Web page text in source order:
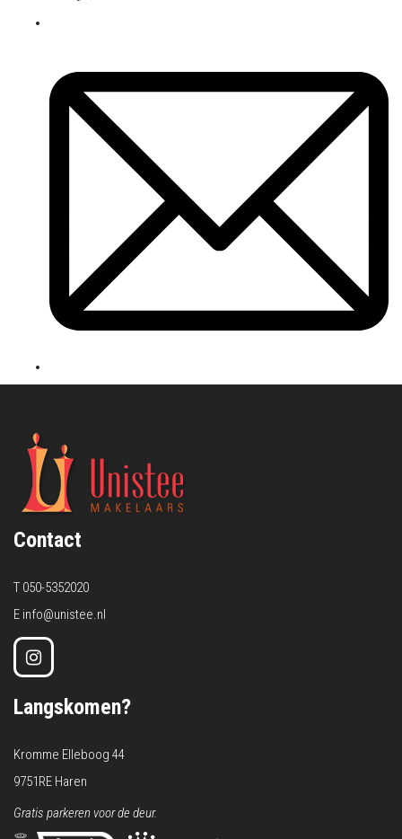
Contact
T 050-5352020
E info@unistee.nl
Langskomen?
Kromme Elleboog 44
9751RE Haren
Gratis parkeren voor de deur.